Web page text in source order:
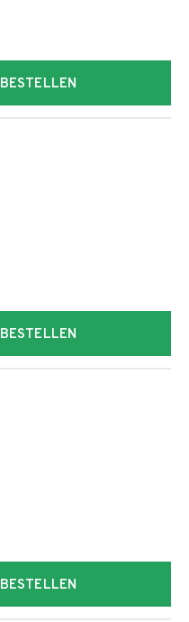
BESTELLEN
BESTELLEN
BESTELLEN